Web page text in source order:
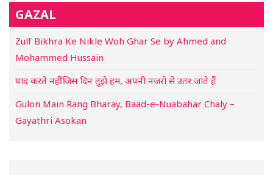
GAZAL
Zulf Bikhra Ke Nikle Woh Ghar Se by Ahmed and
Mohammed Hussain
याद करते नहीं जिस दिन तुझे हम, अपनी नजरो से उतर जाते हैं
Gulon Main Rang Bharay, Baad-e-Nuabahar Chaly –
Gayathri Asokan